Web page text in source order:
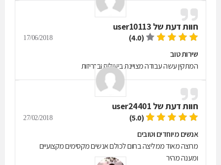
חוות דעת של user10113
(4.0)
17/06/2018
שירות טוב
המתקין עשה עבודה מצויינת ביעילות ובזריזות
חוות דעת של user24401
(5.0)
27/02/2018
אנשים מיוחדים וטובים
מרוצה מאוד ממליצה בחום לכולם אנשים מקסימים מקצועיים
ומענה מהיר